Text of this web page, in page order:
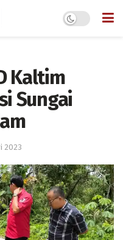
Kaltim
Sungai
2023